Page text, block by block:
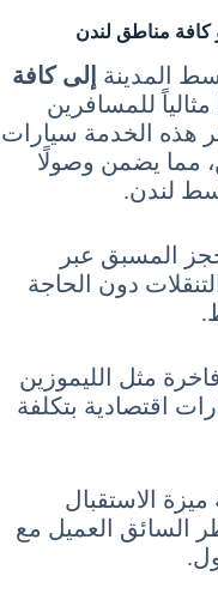
كافة مناطق لندن
المدينة إلى كافة
مثالياً للمسافرين
هذه الخدمة سيارات
مما يضمن وصولًا
لندن.
المسبق عبر
دون الحاجة
مثل الليموزين
اقتصادية بتكلفة
الاستقبال
السائق العميل مع